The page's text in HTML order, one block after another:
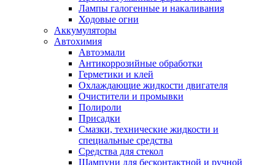
Лампы галогенные и накаливания
Ходовые огни
Аккумуляторы
Автохимия
Автоэмали
Антикоррозийные обработки
Герметики и клей
Охлаждающие жидкости двигателя
Очистители и промывки
Полироли
Присадки
Смазки, технические жидкости и
специальные средства
Средства для стекол
Шампуни для бесконтактной и ручной